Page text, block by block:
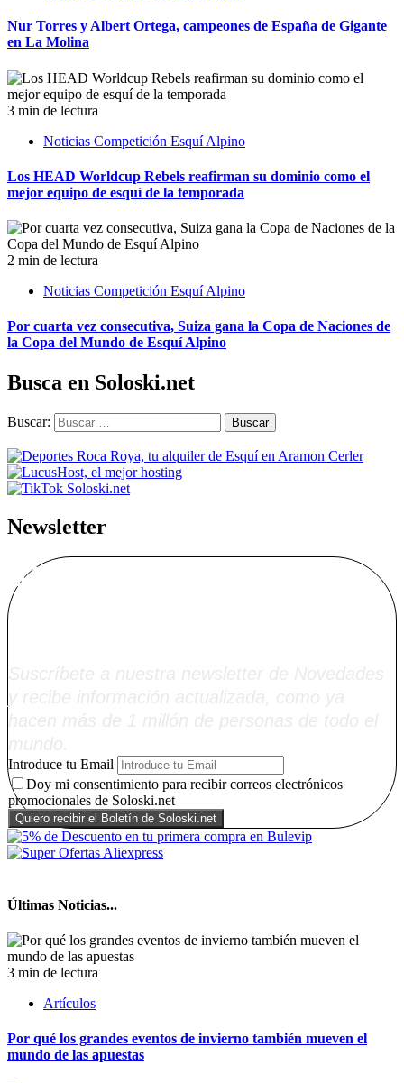
Nur Torres y Albert Ortega, campeones de España de Gigante
en La Molina
3 min de lectura
Noticias Competición Esquí Alpino
Los HEAD Worldcup Rebels reafirman su dominio como el
mejor equipo de esquí de la temporada
2 min de lectura
Noticias Competición Esquí Alpino
Por cuarta vez consecutiva, Suiza gana la Copa de Naciones de
la Copa del Mundo de Esquí Alpino
Busca en Soloski.net
Buscar:
Newsletter
Alta Boletín
Introduce tu Email
Doy mi consentimiento para recibir correos electrónicos
promocionales de Soloski.net
Últimas Noticias...
3 min de lectura
Artículos
Por qué los grandes eventos de invierno también mueven el
mundo de las apuestas